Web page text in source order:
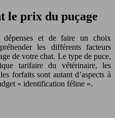
le prix du puçage
et de faire un choix
les différents facteurs
de votre chat. Le type de puce,
tarifaire du vétérinaire, les
forfaits sont autant d’aspects à
« identification féline ».